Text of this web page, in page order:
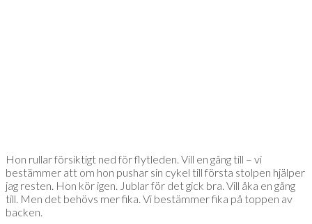
Hon rullar försiktigt ned för flytleden. Vill en gång till – vi
bestämmer att om hon pushar sin cykel till första stolpen hjälper
jag resten. Hon kör igen. Jublar för det gick bra. Vill åka en gång
till. Men det behövs mer fika. Vi bestämmer fika på toppen av
backen.